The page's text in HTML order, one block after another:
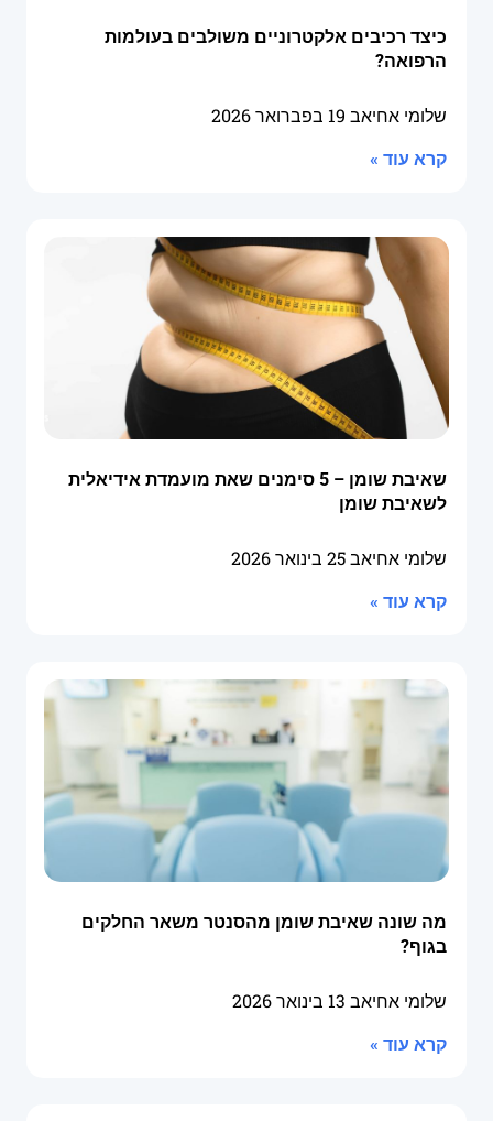
כיצד רכיבים אלקטרוניים משולבים בעולמות
הרפואה?
שלומי אחיאב 19 בפברואר 2026
קרא עוד »
שאיבת שומן – 5 סימנים שאת מועמדת אידיאלית
לשאיבת שומן
שלומי אחיאב25 בינואר 2026
קרא עוד »
מה שונה שאיבת שומן מהסנטר משאר החלקים
בגוף?
שלומי אחיאב 13 בינואר 2026
קרא עוד »